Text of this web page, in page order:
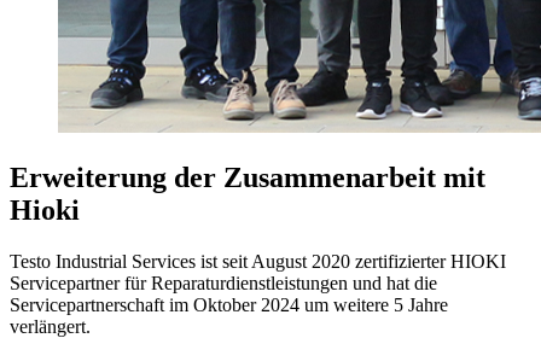
Erweiterung der Zusammenarbeit mit
Hioki
Testo Industrial Services ist seit August 2020 zertifizierter HIOKI
Servicepartner für Reparaturdienstleistungen und hat die
Servicepartnerschaft im Oktober 2024 um weitere 5 Jahre
verlängert.